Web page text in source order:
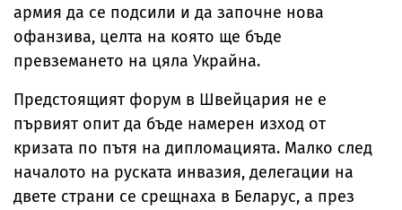
армия да се подсили и да започне нова
офанзива, целта на която ще бъде
превземането на цяла Украйна.
Предстоящият форум в Швейцария не е
първият опит да бъде намерен изход от
кризата по пътя на дипломацията. Малко след
началото на руската инвазия, делегации на
двете страни се срещнаха в Беларус, а през